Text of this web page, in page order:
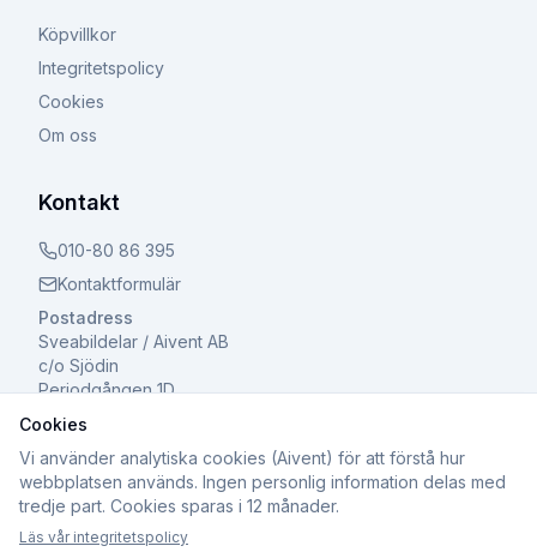
Köpvillkor
Integritetspolicy
Cookies
Om oss
Kontakt
010-80 86 395
Kontaktformulär
Postadress
Sveabildelar / Aivent AB
c/o Sjödin
Periodgången 1D
611 37 Nyköping
©2026Sveabildelar / Aivent AB. Alla rättigheter
Cookies
Vi använder analytiska cookies (Aivent) för att förstå hur
webbplatsen används. Ingen personlig information delas med
tredje part. Cookies sparas i 12 månader.
Läs vår integritetspolicy